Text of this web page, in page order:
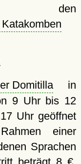
Domitilla in
9 Uhr bis 12
Uhr geöffnet
einer
Sprachen